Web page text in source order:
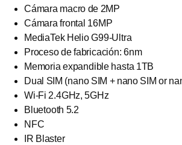
Cámara macro de 2MP
Cámara frontal 16MP
MediaTek Helio G99-Ultra
Proceso de fabricación: 6nm
Memoria expandible hasta 1TB
Dual SIM (nano SIM + nano SIM or
Wi-Fi 2.4GHz, 5GHz
Bluetooth 5.2
NFC
IR Blaster